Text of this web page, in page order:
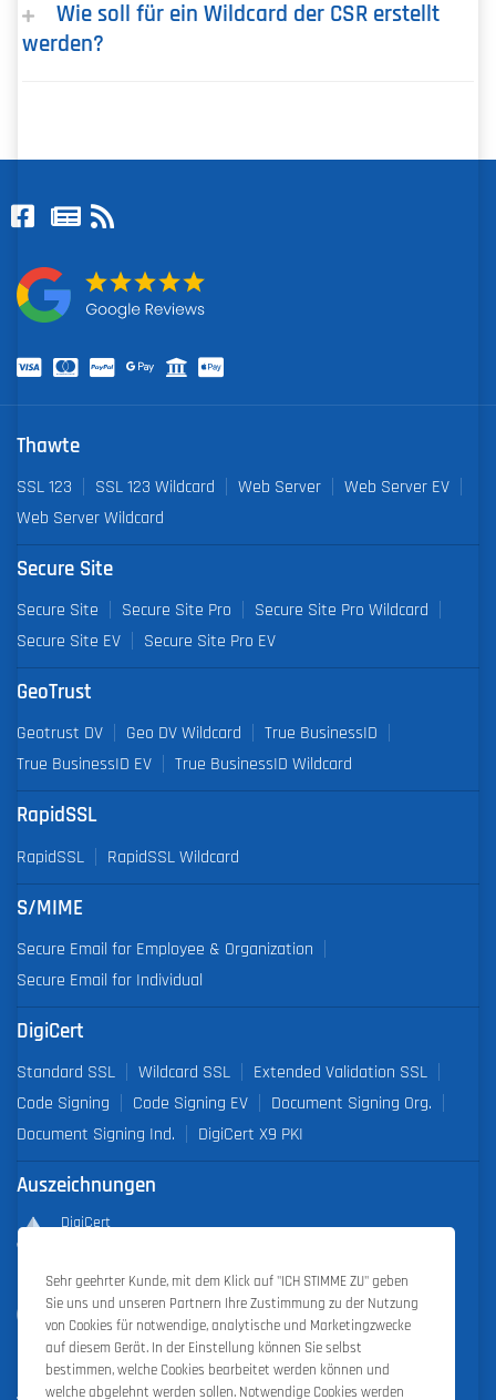
Wie soll für ein Wildcard der CSR erstellt
werden?
Thawte
SSL 123 SSL 123 Wildcard Web Server
Web Server EV
Web Server Wildcard
Secure Site
Secure Site Secure Site Pro
Secure Site Pro Wildcard
Secure Site EV
Secure Site Pro EV
GeoTrust
Geotrust DV Geo DV Wildcard
True BusinessID
True BusinessID EV
True BusinessID Wildcard
RapidSSL
RapidSSL RapidSSL Wildcard
S/MIME
Secure Email for Employee & Organization
Secure Email for Individual
DigiCert
Standard SSL Wildcard SSL
Extended Validation SSL
Code Signing
Code Signing EV
Document Signing Org.
Document Signing Ind.
DigiCert X9 PKI
Auszeichnungen
DigiCert
Outstanding Sales Performance Award 2018, 2019, 2020, 2021,
2022
Sehr geehrter Kunde, mit dem Klick auf "ICH STIMME ZU" geben
Sie uns und unseren Partnern Ihre Zustimmung zu der Nutzung
von Cookies für notwendige, analytische und Marketingzwecke
auf diesem Gerät. In der Einstellung können Sie selbst
bestimmen, welche Cookies bearbeitet werden können und
welche abgelehnt werden sollen. Notwendige Cookies werden